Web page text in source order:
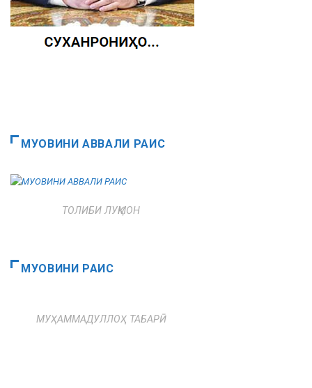
МУОВИНИ АВВАЛИ РАИС
ТОЛИБИ ЛУҚМОН
МУОВИНИ РАИС
МУҲАММАДУЛЛОҲ ТАБАРӢ